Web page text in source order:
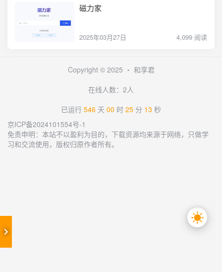
磁力家
2025年03月27日 4,099 阅读
Copyright © 2025 ・ 和享君
在线人数：2人
已运行 546 天 00 时 25 分 13 秒
京ICP备2024101554号-1
免责申明：本站不以盈利为目的，下载资源均来源于网络，只做学
习和交流使用，版权归原作者所有。